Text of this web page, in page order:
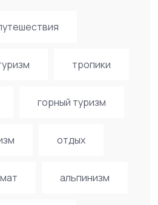
тропики
горный туризм
отдых
альпинизм